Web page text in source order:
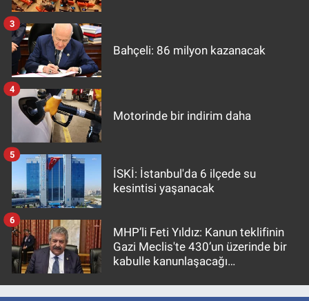
Bahçeli: 86 milyon kazanacak
3
Motorinde bir indirim daha
4
İSKİ: İstanbul'da 6 ilçede su
kesintisi yaşanacak
5
MHP’li Feti Yıldız: Kanun teklifinin
Gazi Meclis'te 430’un üzerinde bir
kabulle kanunlaşacağı
6